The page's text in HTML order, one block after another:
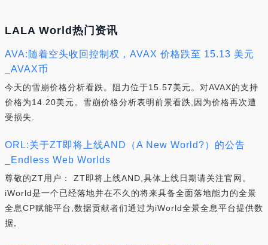
LALA World热门资讯
AVA:随着空头收回控制权，AVAX 价格跌至 15.13 美元
_AVAX币
今天的雪崩价格分析看跌。阻力位于15.57美元。对AVAX的支持
价格为14.20美元。雪崩价格分析表明前景看跌,因为价格再次遭
受损失.
ORL:关于ZT即将上线AND（A New World?）的公告
_Endless Web Worlds
尊敬的ZT用户： ZT即将上线AND,具体上线日期请关注官网。
iWorld是一个已经落地并在不久的将来具备全面落地能力的全景
全息CP赋能平台,数据贡献者们通过为iWorld全景全息平台提供数
据,